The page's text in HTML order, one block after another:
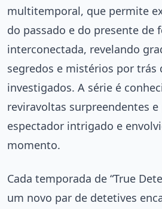
multitemporal, que permite
do passado e do presente de
interconectada, revelando
segredos e mistérios por trás
investigados. A série é
reviravoltas surpreendentes
espectador intrigado e
momento.
Cada temporada de “True
um novo par de detetives